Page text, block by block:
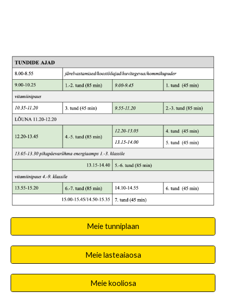
Meie tunniplaan
Meie lasteaiaosa
Meie kooliosa